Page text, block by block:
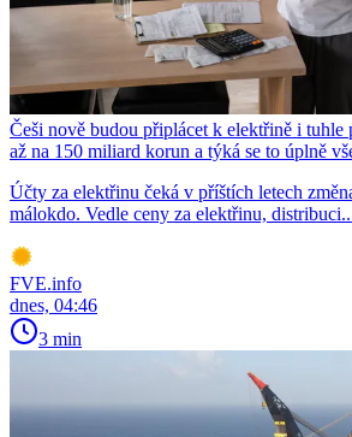
Češi nově budou připlácet k elektřině i tuhle
až na 150 miliard korun a týká se to úplně
Účty za elektřinu čeká v příštích letech
málokdo. Vedle ceny za elektřinu,
FVE.info
dnes, 04:46
3 min